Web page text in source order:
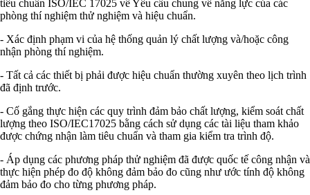
tiêu chuẩn ISO/IEC 17025 về Yêu cầu chung về năng lực của các
phòng thí nghiệm thử nghiệm và hiệu chuẩn.
- Xác định phạm vi của hệ thống quản lý chất lượng và/hoặc công
nhận phòng thí nghiệm.
- Tất cả các thiết bị phải được hiệu chuẩn thường xuyên theo lịch trình
đã định trước.
- Cố gắng thực hiện các quy trình đảm bảo chất lượng, kiểm soát chất
lượng theo ISO/IEC17025 bằng cách sử dụng các tài liệu tham khảo
được chứng nhận làm tiêu chuẩn và tham gia kiểm tra trình độ.
- Áp dụng các phương pháp thử nghiệm đã được quốc tế công nhận và
thực hiện phép đo độ không đảm bảo đo cũng như ước tính độ không
đảm bảo đo cho từng phương pháp.